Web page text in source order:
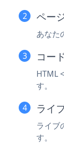
ペー
あなた
コー
HTML
す。
ライ
ライブ
す。